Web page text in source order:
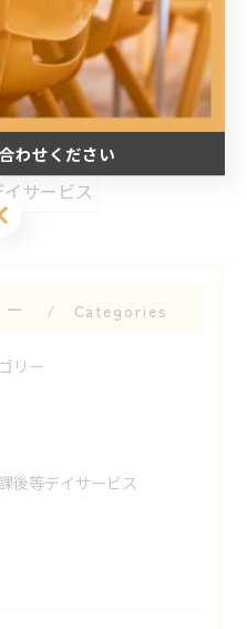
グ
市
#熊本市
サービス
Categories
リー
後等デイサービス
わせください
わせください